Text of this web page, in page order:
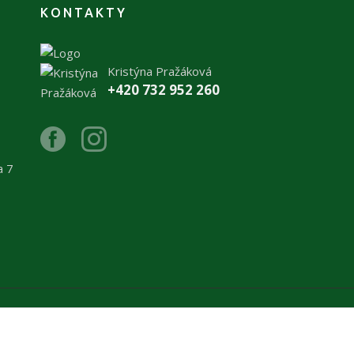
7
KONTAKTY
Kristýna Pražáková
+420 732 952 260